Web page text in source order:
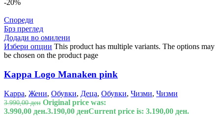
-20%
Спореди
Брз преглед
Додади во омилени
Избери опции This product has multiple variants. The options may
be chosen on the product page
Kappa Logo Manaken pink
Kappa, Жени, Обувки, Деца, Обувки, Чизми, Чизми
3.990,00ден Original price was:
3.990,00 ден.3.190,00 денCurrent price is: 3.190,00 ден.